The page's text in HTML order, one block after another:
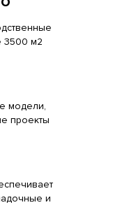
3500 м2
модели,
проекты
и